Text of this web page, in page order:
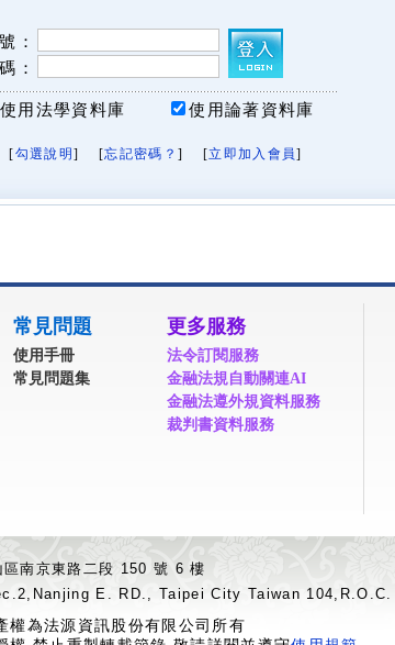
：
：
使用法學資料庫 使用論著資料庫
[勾選說明 ] [忘記密碼？ ] [立即加入會員]
常見問題
使用手冊
常見問題集
更多服務
法令訂閱服務
金融法規自動關連AI
金融法遵外規資料服務
裁判書資料服務
區南京東路二段 150 號 6 樓
E. RD., Taipei City Taiwan 104,R.O.C.
權為法源資訊股份有限公司所有